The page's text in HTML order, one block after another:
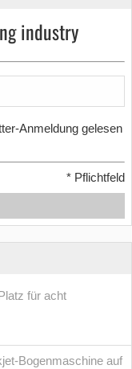
industry
Anmeldung gelesen
* Pflichtfeld
für acht
Bogenmaschine auf